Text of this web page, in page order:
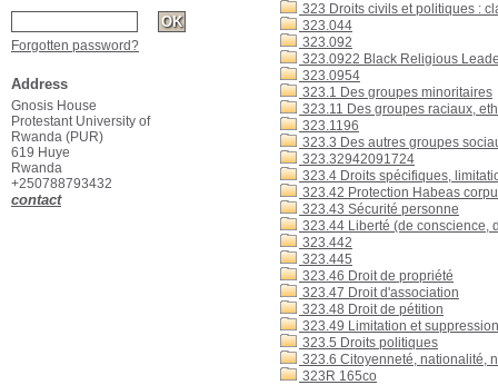
323 Droits civils et politiques :
323.044
323.092
323.0922 Black Religious
323.0954
323.1 Des groupes minoritaires
323.11 Des groupes raciaux,
323.1196
323.3 Des autres groupes
323.32942091724
323.4 Droits spécifiques,
323.42 Protection Habeas
323.43 Sécurité personne
323.44 Liberté (de conscience,
323.442
323.445
323.46 Droit de propriété
323.47 Droit d'association
323.48 Droit de pétition
323.49 Limitation et
323.5 Droits politiques
323.6 Citoyenneté, nationalité,
323R 165co
Forgotten password?
Address
Gnosis House
Protestant University of
Rwanda (PUR)
619 Huye
Rwanda
+250788793432
contact